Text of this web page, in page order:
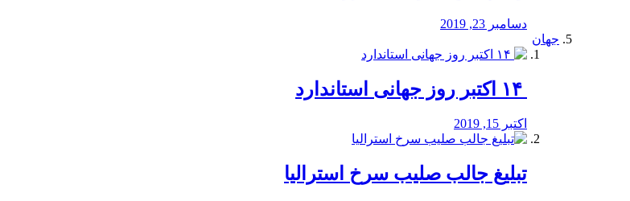
دسامبر 23, 2019
جهان
اکتبر 15, 2019
تبلیغ جالب صلیب سرخ استرالیا